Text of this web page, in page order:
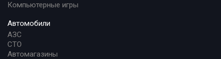
Компьютерные игры
Автомобили
АЗС
СТО
Автомагазины